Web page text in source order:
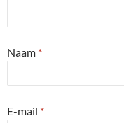
Naam *
E-mail *